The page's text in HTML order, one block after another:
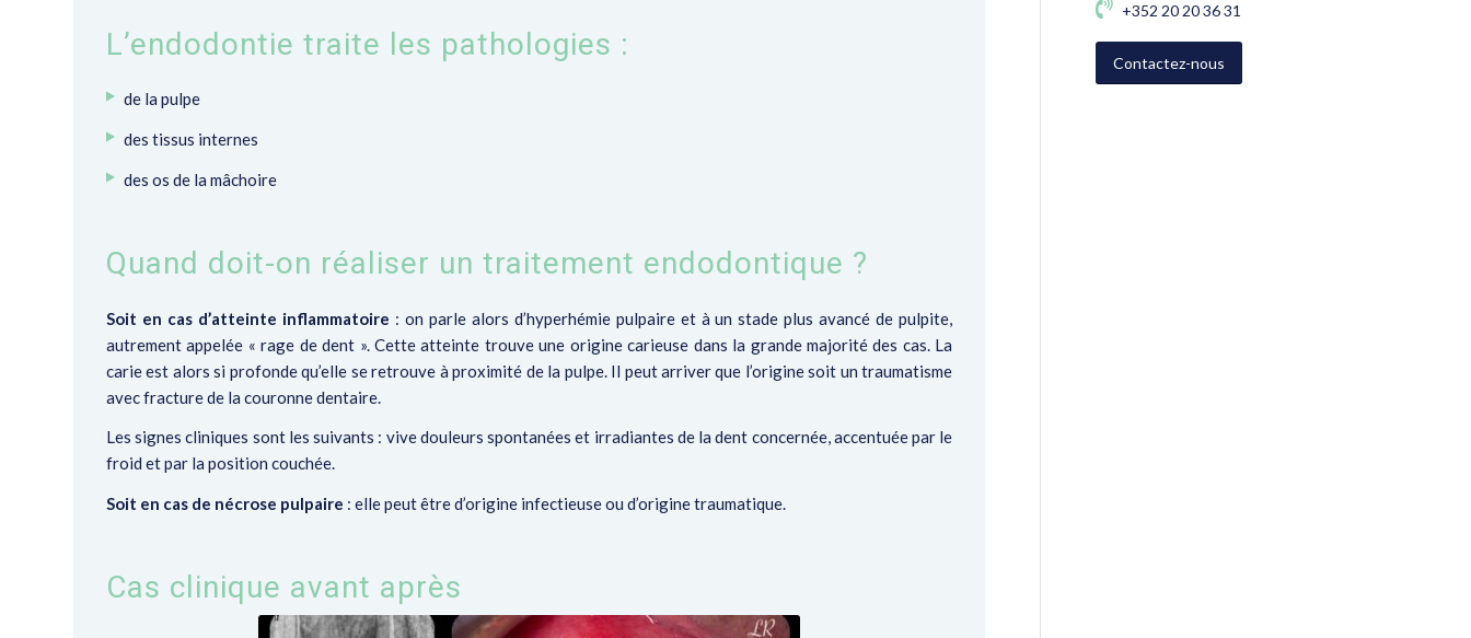
L’endodontie traite les pathologies :
de la pulpe
des tissus internes
des os de la mâchoire
Quand doit-on réaliser un traitement endodontique ?
Soit en cas d’atteinte inflammatoire : on parle alors d’hyperhémie pulpaire et à un stade plus avancé depulpite,
autrement appelée « rage de dent ». Cette atteinte trouve une origine carieuse dans la grande majorité des cas. La
carie est alors si profonde qu’elle se retrouve à proximité de la pulpe. Il peut arriver que l’origine soit un traumatisme
avec fracture de la couronne dentaire.
Les signes cliniques sont les suivants : vive douleurs spontanées et irradiantes de la dent concernée, accentuée par le
froid et par la position couchée.
Soit en cas de nécrose pulpaire : elle peut être d’origine infectieuse ou d’origine traumatique.
Cas clinique avant après
+352 20 20 36 31
Contactez-nous